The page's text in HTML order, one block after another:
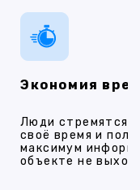
Экономия
Люди стремятся
своё время и
максимум
объекте не